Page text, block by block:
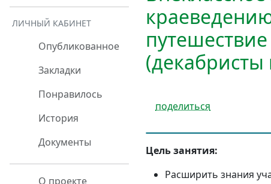
ЛИЧНЫЙ КАБИНЕТ
Опубликованное
Закладки
Понравилось
История
Документы
О проекте
(декабристы
поделиться
Цель занятия:
Расширить знания